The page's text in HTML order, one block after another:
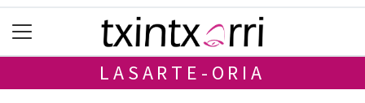
LASARTE-ORIA